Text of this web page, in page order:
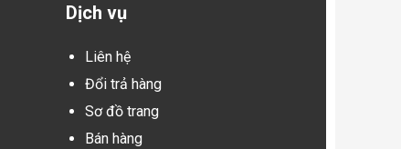
Dịch vụ
Liên hệ
Đổi trả hàng
Sơ đồ trang
Bán hàng